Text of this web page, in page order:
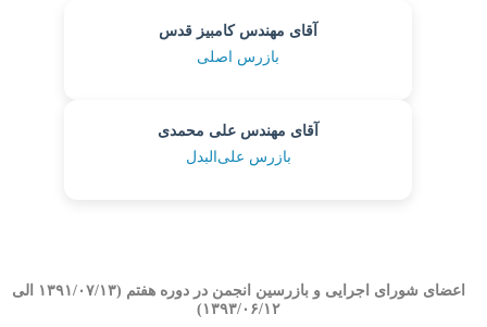
آقای مهندس کامبیز قدس
بازرس اصلی
آقای مهندس علی محمدی
بازرس علی‌البدل
اعضای شورای اجرایی و بازرسین انجمن در دوره هفتم (۱۳۹۱/۰۷/۱۳ الی
۱۳۹۳/۰۶/۱۲)